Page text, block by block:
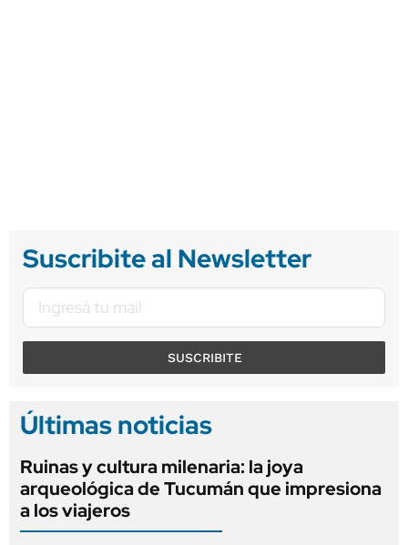
Suscribite al Newsletter
SUSCRIBITE
Últimas noticias
Ruinas y cultura milenaria: la joya
arqueológica de Tucumán que impresiona
a los viajeros